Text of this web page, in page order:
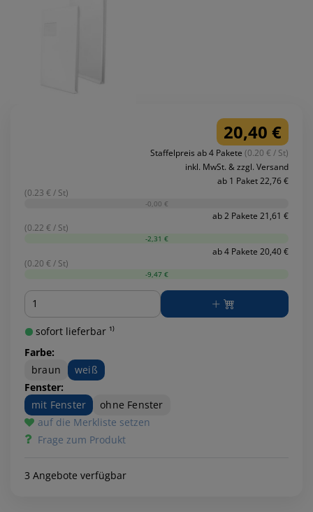
20,40 €
Staffelpreis ab 4 Pakete (0.20 € / St)
inkl. MwSt. & zzgl. Versand
ab 1 Paket 22,76 €
(0.23 € / St)
-0,00 €
ab 2 Pakete 21,61 €
(0.22 € / St)
-2,31 €
ab 4 Pakete 20,40 €
(0.20 € / St)
-9,47 €
Menge
sofort lieferbar ¹⁾
Farbe:
braun
weiß
Fenster:
mit Fenster
ohne Fenster
auf die Merkliste setzen
Frage zum Produkt
3 Angebote verfügbar